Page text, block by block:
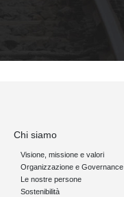
Chi siamo
Visione, missione e valori
Organizzazione e Governance
Le nostre persone
Sostenibilità